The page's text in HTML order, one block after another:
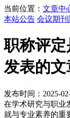
当前位置： 文章中
本站公告 会议期刊
职称评
发表的文
发布时间：2025-
在学术研究与职业
就与专业素养的重